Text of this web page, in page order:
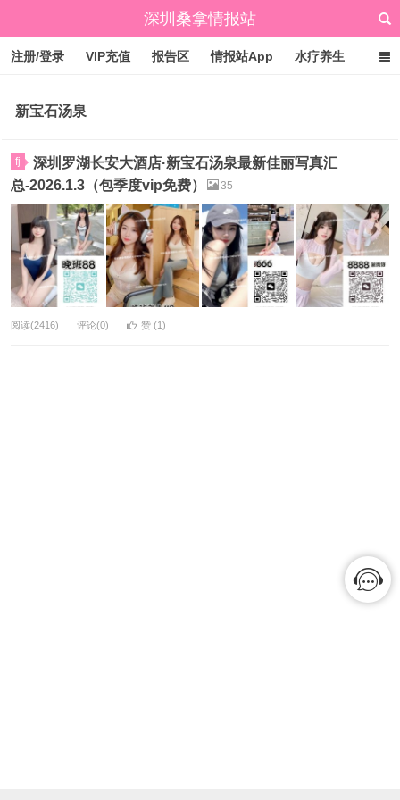
深圳桑拿情报站
注册/登录 VIP充值 报告区 情报站App 水疗养生
新宝石汤泉
fj
深圳罗湖长安大酒店·新宝石汤泉最新佳丽写真汇
总-2026.1.3（包季度vip免费）
35
阅读(2416) 评论(0) 赞 (1)